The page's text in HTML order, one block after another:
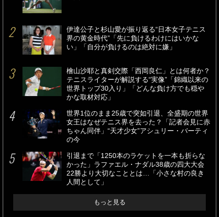
伊達公子と杉山愛が振り返る“日本女子テニス
界の黄金時代”「先に負けるわけにはいかな
い」「自分が負けるのは絶対に嫌」
檜山沙耶と真剣交際「西岡良仁」とは何者か？
テニスライターが解説する“実像”「錦織以来の
世界トップ30入り」「どんな負け方でも穏や
かな取材対応」
世界1位のまま25歳で突如引退、全盛期の世界
女王はなぜテニス界を去った？「記者会見に赤
ちゃん同伴」“天才少女”アシュリー・バーティ
の今
引退まで「1250本のラケットを一本も折らな
かった」ラファエル・ナダル38歳の四大大会
22勝より大切なこととは…「小さな村の良き
人間として」
もっと見る